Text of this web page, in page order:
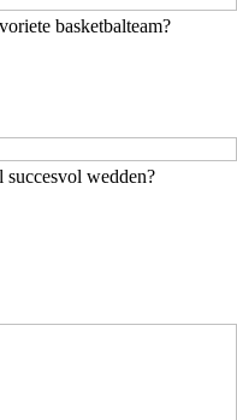
basketbalteam?
succesvol wedden?